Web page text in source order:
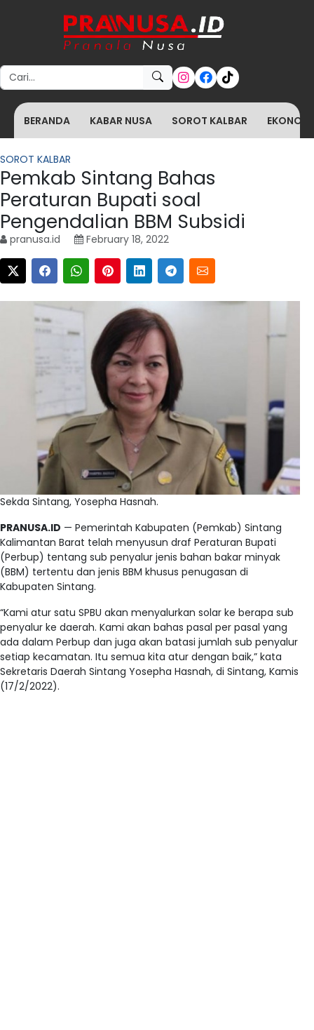
Search for:
BERANDA KABAR NUSA SOROT KALBAR
SOROT KALBAR
Pemkab Sintang Bahas
Peraturan Bupati soal
Pengendalian BBM Subsidi
pranusa.id February 18, 2022
Sekda Sintang, Yosepha Hasnah.
PRANUSA.ID — Pemerintah Kabupaten (Pemkab) Sintang
Kalimantan Barat telah menyusun draf Peraturan Bupati
(Perbup) tentang sub penyalur jenis bahan bakar minyak
(BBM) tertentu dan jenis BBM khusus penugasan di
Kabupaten Sintang.
“Kami atur satu SPBU akan menyalurkan solar ke berapa sub
penyalur ke daerah. Kami akan bahas pasal per pasal yang
ada dalam Perbup dan juga akan batasi jumlah sub penyalur
setiap kecamatan. Itu semua kita atur dengan baik,” kata
Sekretaris Daerah Sintang Yosepha Hasnah, di Sintang, Kamis
(17/2/2022).